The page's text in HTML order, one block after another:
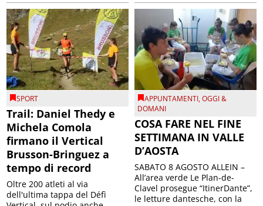
SPORT
Trail: Daniel Thedy e
Michela Comola
firmano il Vertical
Brusson-Bringuez a
tempo di record
Oltre 200 atleti al via
dell'ultima tappa del Défì
APPUNTAMENTI,OGGI &
DOMANI
COSA FARE NEL FINE
SETTIMANA IN VALLE
D’AOSTA
SABATO 8 AGOSTO ALLEIN –
All’area verde Le Plan-de-
Clavel prosegue “ItinerDante”,
le letture dantesche, con la